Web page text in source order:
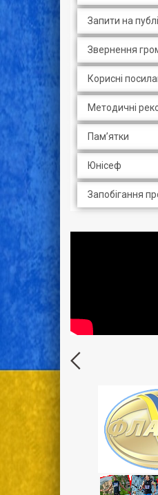
Запити на
Звернення
Корисні
Методичні
Пам’ятки
Юнісеф
Запобігання